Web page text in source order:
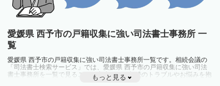
愛媛県 西予市の戸籍収集に強い司法書士事務所 一
覧
愛媛県 西予市の戸籍収集に強い司法書士事務所一覧です。相続会議の
「司法書士検索サービス」では、愛媛県 西予市の戸籍収集に強い司法
書士事務所を一覧で見ることが出来ます。相続のトラブルやお悩みを抱
えている方は一度近隣の司法書士に相談してみましょう。
もっと見る